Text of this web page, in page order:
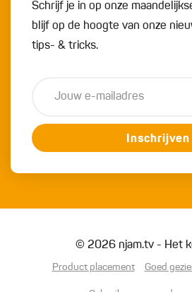
Schrijf je in op onze
blijf op de hoogte van onze
tips- & tricks.
Inschrijven
© 2026 njam.tv - Het
Product placement Goed